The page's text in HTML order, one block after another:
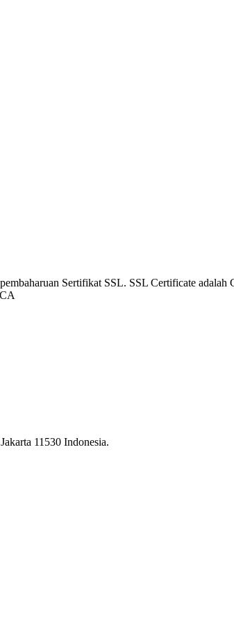
Sertifikat SSL. SSL Certificate
11530 Indonesia.